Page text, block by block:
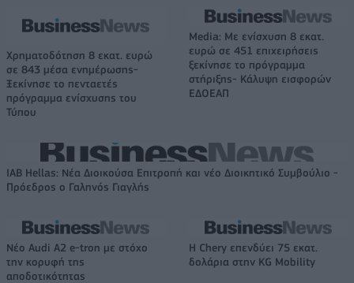
Χρηματοδότηση 8 εκατ. ευρώ
σε 843 μέσα ενημέρωσης-
Ξεκίνησε το πενταετές
πρόγραμμα ενίσχυσης του
Τύπου
Media: Με ενίσχυση 8 εκατ.
ευρώ σε 451 επιχειρήσεις
ξεκίνησε το πρόγραμμα
στήριξης- Κάλυψη εισφορών
ΕΔΟΕΑΠ
IAB Hellas: Νέα Διοικούσα Επιτροπή και νέο Διοικητικό Συμβούλιο -
Πρόεδρος ο Γαληνός Γιαγλής
Νέο Audi A2 e-tron με στόχο
την κορυφή της
αποδοτικότητας
Η Chery επενδύει 75 εκατ.
δολάρια στην KG Mobility